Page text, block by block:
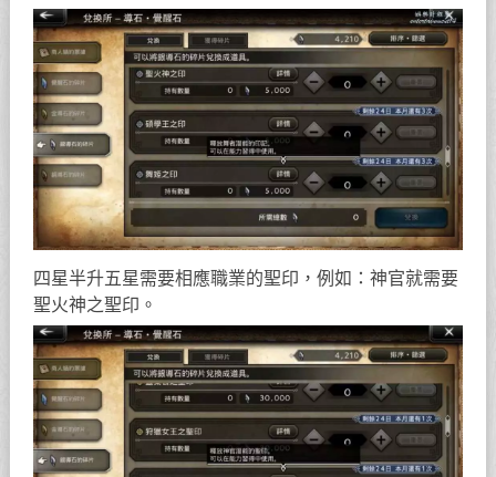
四星半升五星需要相應職業的聖印，例如：神官就需要
聖火神之聖印。